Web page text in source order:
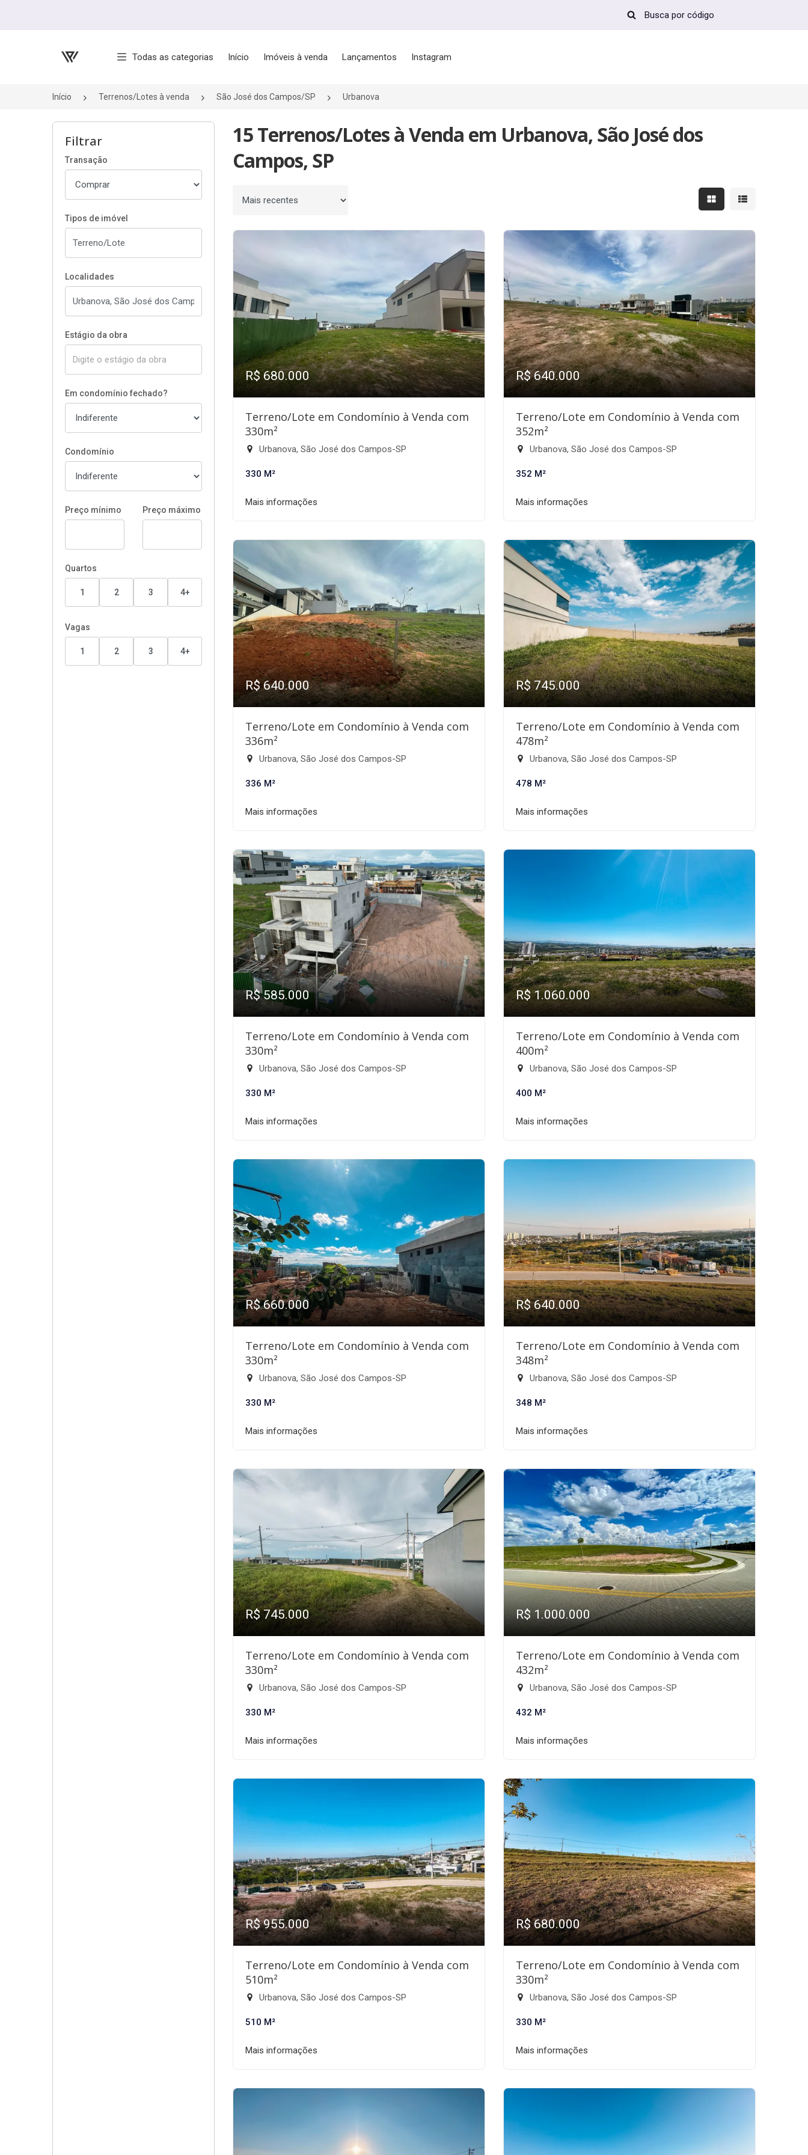
Página inicial
Todas as categorias Início Imóveis à venda Lançamentos Instagram
Início Terrenos/Lotes à venda São José dos Campos/SP Urbanova
Filtrar
Transação
Tipos de imóvel
Localidades
Estágio da obra
Em condomínio fechado?
Condomínio
Preço mínimo Preço máximo
Quartos
1 2 3 4+
Vagas
1 2 3 4+
15 Terrenos/Lotes à Venda em Urbanova, São José dos
Campos, SP
Ordenar por Mostrar resultados em
Mostrar
R$ 680.000
Terreno/Lote em Condomínio à Venda com
330m²
Urbanova, São José dos Campos-SP
330 M²
Mais informações
R$ 640.000
Terreno/Lote em Condomínio à Venda com
352m²
Urbanova, São José dos Campos-SP
352 M²
Mais informações
R$ 640.000
Terreno/Lote em Condomínio à Venda com
336m²
Urbanova, São José dos Campos-SP
336 M²
Mais informações
R$ 745.000
Terreno/Lote em Condomínio à Venda com
478m²
Urbanova, São José dos Campos-SP
478 M²
Mais informações
R$ 585.000
Terreno/Lote em Condomínio à Venda com
330m²
Urbanova, São José dos Campos-SP
330 M²
Mais informações
R$ 1.060.000
Terreno/Lote em Condomínio à Venda com
400m²
Urbanova, São José dos Campos-SP
400 M²
Mais informações
R$ 660.000
Terreno/Lote em Condomínio à Venda com
330m²
Urbanova, São José dos Campos-SP
330 M²
Mais informações
R$ 640.000
Terreno/Lote em Condomínio à Venda com
348m²
Urbanova, São José dos Campos-SP
348 M²
Mais informações
R$ 745.000
Terreno/Lote em Condomínio à Venda com
330m²
Urbanova, São José dos Campos-SP
330 M²
Mais informações
R$ 1.000.000
Terreno/Lote em Condomínio à Venda com
432m²
Urbanova, São José dos Campos-SP
432 M²
Mais informações
R$ 955.000
Terreno/Lote em Condomínio à Venda com
510m²
Urbanova, São José dos Campos-SP
510 M²
Mais informações
R$ 680.000
Terreno/Lote em Condomínio à Venda com
330m²
Urbanova, São José dos Campos-SP
330 M²
Mais informações